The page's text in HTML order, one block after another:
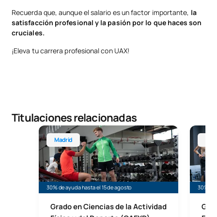
Recuerda que, aunque el salario es un factor importante, la
satisfacción profesional y la pasión por lo que haces son
cruciales.
¡Eleva tu carrera profesional con UAX!
Titulaciones relacionadas
Madrid
30% de ayuda hasta el 15 de agosto
Grado en Ciencias de la Actividad
Grado en Ciencias de la Actividad Física y del
30% de
Grado